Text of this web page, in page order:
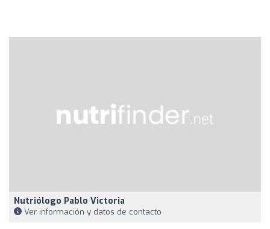
Nutriólogo Pablo Victoria
Ver información y datos de contacto